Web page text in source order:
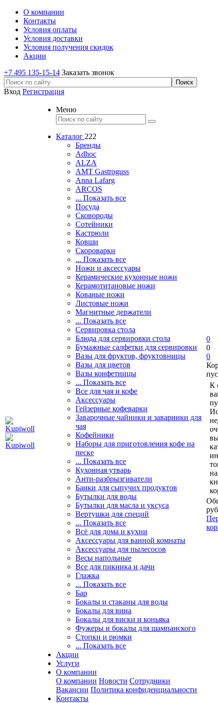
О компании
Контакты
Условия оплаты
Условия доставки
Условия получения скидок
Акции
+7 495 135-15-14 Заказать звонок
Вход Регистрация
Меню
Каталог 222
Бренды
Adhoc
ALZA
AMT Gastroguss
Anna Lafarg
ARCOS
... Показать все
Посуда
Сковороды
Сотейники
Кастрюли
Ковши
Скороварки
... Показать все
Ножи и аксессуары
Керамические кухонные ножи
Керамотитановые ножи
Кованые ножи
Листовые ножи
Магнитные держатели
... Показать все
Сервировка стола
Блюда для сервировки стола
Бумажные салфетки для сервировки
Вазы для фруктов, фруктовницы
Вазы для цветов
Вазы конфетницы
... Показать все
Все для чая и кофе
Аксессуары
Гейзерные кофеварки
Заварочные чайники и заварники для
чая
Кофейники
Наборы для приготовления кофе на
песке
... Показать все
Кухонная утварь
Анти-разбрызгиватели
Банки для сыпучих продуктов
Бутылки для воды
Бутылки для масла и уксуса
Вертушки для специй
... Показать все
Всё для дома и кухни
Аксессуары для ванной комнаты
Аксессуары для пылесосов
Весы напольные
Все для пикника и дачи
Глажка
... Показать все
Бар
Бокалы и стаканы для воды
Бокалы для вина
Бокалы для виски и коньяка
Фужеры и бокалы для шампанского
Стопки и рюмки
... Показать все
Акции
Услуги
О компании
О компании Новости Сотрудники
Вакансии Политика конфиденциальности
Контакты
0
0
0
К